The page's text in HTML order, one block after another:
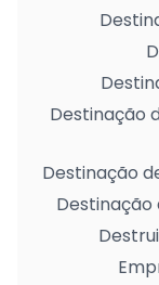
Destinação
Destinação
Destinação